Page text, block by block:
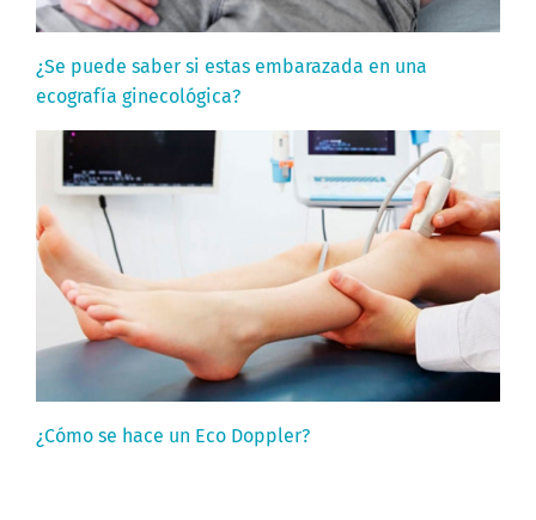
¿Se puede saber si estas embarazada en una
ecografía ginecológica?
¿Cómo se hace un Eco Doppler?